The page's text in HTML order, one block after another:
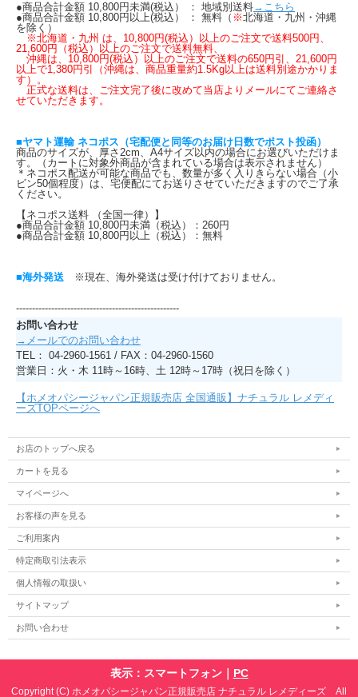
●商品合計金額 10,800円未満(税込） ： 地域別送料→こちら
●商品合計金額 10,800円以上(税込） ： 無料（ ※北海道・九州・沖縄
を除く）
※北海道・九州 は、10,800円(税込）以上のご注文で送料500円、
21,600円（税込）以上のご注文で送料無料、
沖縄は、10,800円(税込）以上のご注文で送料の650円引、21,600円
以上で1,380円引（沖縄は、商品重量約1.5Kg以上は送料別途かかりま
す）。
正式な送料は、ご注文完了後に改めて当店よりメールにてご連絡さ
せていただきます。
■ヤマト運輸 ネコポス（宅配便と同等のお届け日数でポスト投函）
商品のサイズが、厚さ2cm、A4サイズ以内の場合にお選びいただけま
す。（カートに対象外商品が含まれている場合は表示されません）
＊ネコポス配送が可能な商品でも、数量が多く入りきらない場合（小
ビン50個程度）は、宅便配にてお送りさせていただきますのでご了承
ください。
【ネコポス送料 （全国一律）】
●商品合計金額 10,800円未満（税込）：260円
●商品合計金額 10,800円以上（税込）：無料
■海外発送 ※現在、海外発送は受け付けておりません。
---------------------------------------------------
お問い合わせ
→メールでのお問い合わせ
TEL： 04-2960-1561 / FAX：04-2960-1560
営業日：火・木 11時～16時、土 12時～17時（祝日を除く）
【ホメオパシージャパン正規販売店 全国通販】ナチュラル レメディ
ーズTOPページへ
お店のトップへ戻る
カートを見る
マイページへ
お客様の声を見る
ご利用案内
特定商取引法表示
個人情報の取扱い
サイトマップ
お問い合わせ
表示：スマートフォン｜ PC
Copyright (C) ホメオパシージャパン正規販売店 ナチュラル レメディーズ All